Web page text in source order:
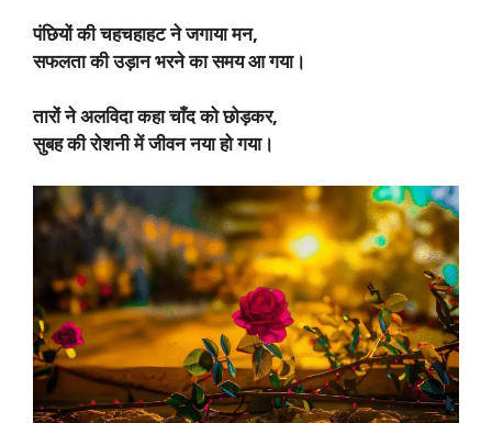
पंछियों की चहचहाहट ने जगाया मन,
सफलता की उड़ान भरने का समय आ गया।
तारों ने अलविदा कहा चाँद को छोड़कर,
सुबह की रोशनी में जीवन नया हो गया।